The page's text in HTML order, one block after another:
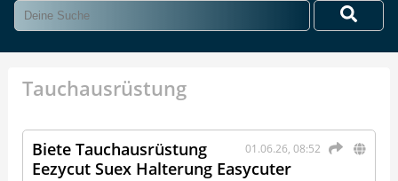
Tauchausrüstung
01.06.26, 08:52
Biete Tauchausrüstung
Eezycut Suex Halterung Easycuter